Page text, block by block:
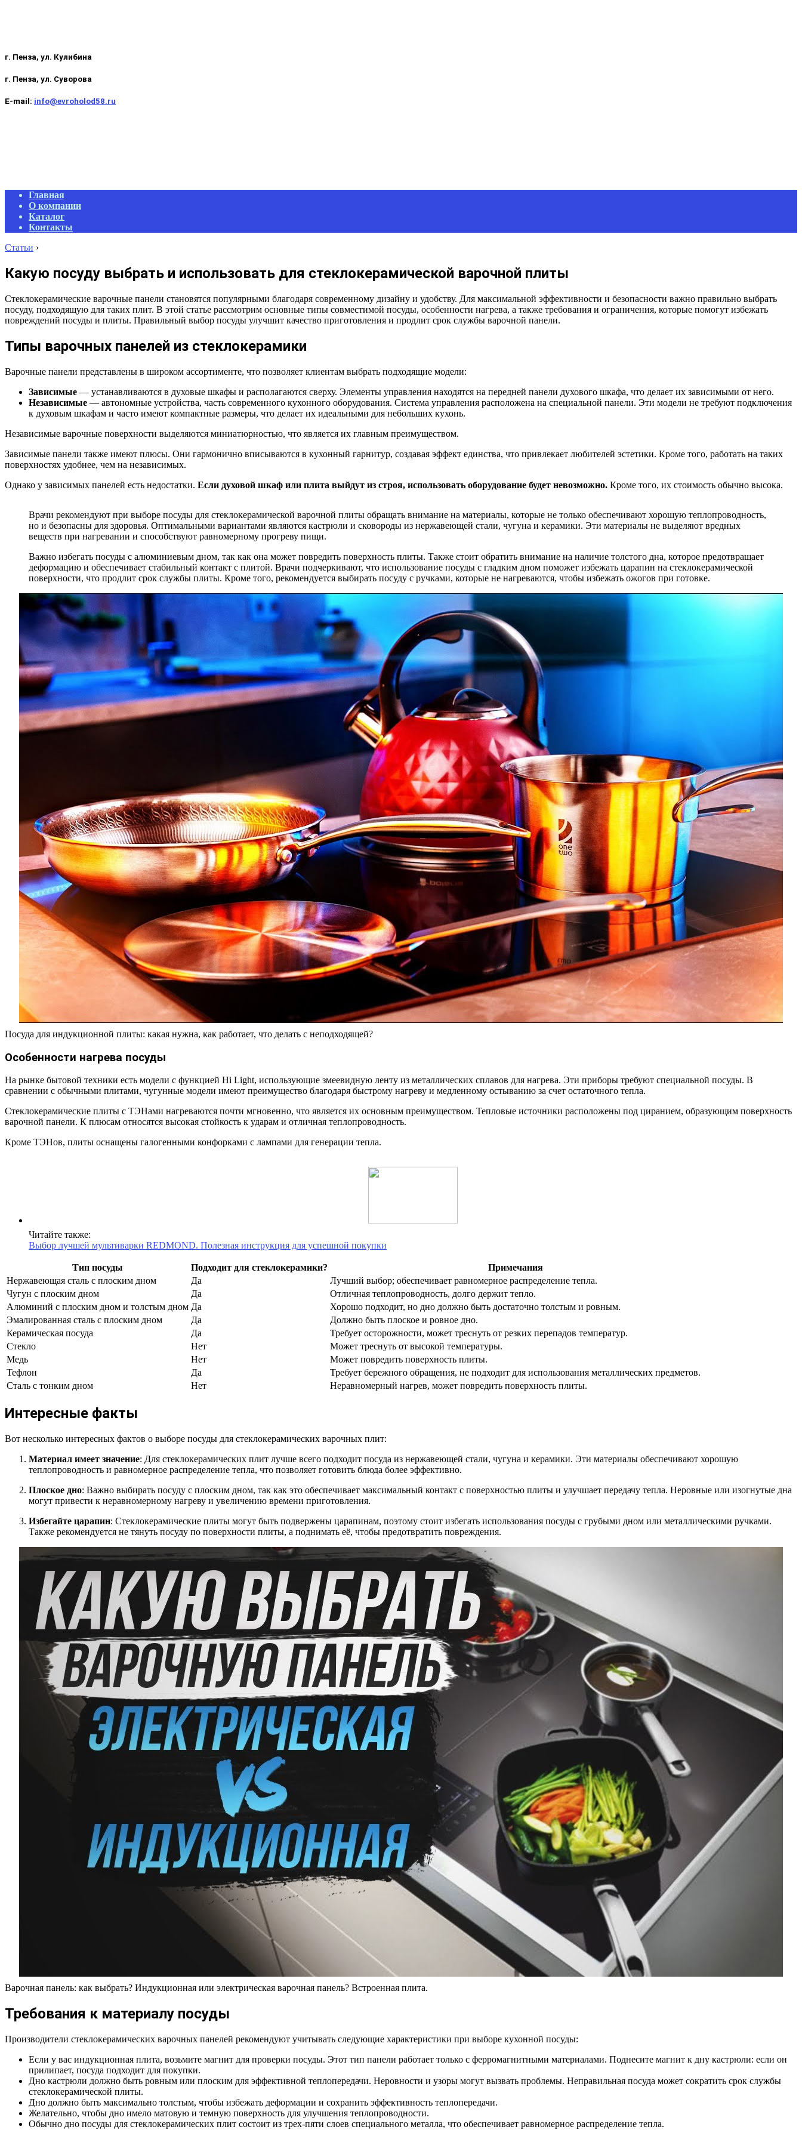
г. Пенза, ул. Кулибина
г. Пенза, ул. Суворова
E-mail: info@evroholod58.ru
Primary
Navigation
Menu
Главная
О компании
Каталог
Контакты
Статьи ›
Какую посуду выбрать и использовать для стеклокерамической варочной плиты
Стеклокерамические варочные панели становятся популярными благодаря современному дизайну и удобству. Для максимальной эффективности и безопасности важно правильно выбрать
посуду, подходящую для таких плит. В этой статье рассмотрим основные типы совместимой посуды, особенности нагрева, а также требования и ограничения, которые помогут избежать
повреждений посуды и плиты. Правильный выбор посуды улучшит качество приготовления и продлит срок службы варочной панели.
Типы варочных панелей из стеклокерамики
Варочные панели представлены в широком ассортименте, что позволяет клиентам выбрать подходящие модели:
Зависимые — устанавливаются в духовые шкафы и располагаются сверху. Элементы управления находятся на передней панели духового шкафа, что делает их зависимыми от него.
Независимые — автономные устройства, часть современного кухонного оборудования. Система управления расположена на специальной панели. Эти модели не требуют подключения
к духовым шкафам и часто имеют компактные размеры, что делает их идеальными для небольших кухонь.
Независимые варочные поверхности выделяются миниатюрностью, что является их главным преимуществом.
Зависимые панели также имеют плюсы. Они гармонично вписываются в кухонный гарнитур, создавая эффект единства, что привлекает любителей эстетики. Кроме того, работать на таких
поверхностях удобнее, чем на независимых.
Однако у зависимых панелей есть недостатки. Если духовой шкаф или плита выйдут из строя, использовать оборудование будет невозможно. Кроме того, их стоимость обычно высока.
Врачи рекомендуют при выборе посуды для стеклокерамической варочной плиты обращать внимание на материалы, которые не только обеспечивают хорошую теплопроводность,
но и безопасны для здоровья. Оптимальными вариантами являются кастрюли и сковороды из нержавеющей стали, чугуна и керамики. Эти материалы не выделяют вредных
веществ при нагревании и способствуют равномерному прогреву пищи.
Важно избегать посуды с алюминиевым дном, так как она может повредить поверхность плиты. Также стоит обратить внимание на наличие толстого дна, которое предотвращает
деформацию и обеспечивает стабильный контакт с плитой. Врачи подчеркивают, что использование посуды с гладким дном поможет избежать царапин на стеклокерамической
поверхности, что продлит срок службы плиты. Кроме того, рекомендуется выбирать посуду с ручками, которые не нагреваются, чтобы избежать ожогов при готовке.
Посуда для индукционной плиты: какая нужна, как работает, что делать с неподходящей?
Особенности нагрева посуды
На рынке бытовой техники есть модели с функцией Hi Light, использующие змеевидную ленту из металлических сплавов для нагрева. Эти приборы требуют специальной посуды. В
сравнении с обычными плитами, чугунные модели имеют преимущество благодаря быстрому нагреву и медленному остыванию за счет остаточного тепла.
Стеклокерамические плиты с ТЭНами нагреваются почти мгновенно, что является их основным преимуществом. Тепловые источники расположены под циранием, образующим поверхность
варочной панели. К плюсам относятся высокая стойкость к ударам и отличная теплопроводность.
Кроме ТЭНов, плиты оснащены галогенными конфорками с лампами для генерации тепла.
Читайте также:
Выбор лучшей мультиварки REDMOND. Полезная инструкция для успешной покупки
Тип посуды Подходит для стеклокерамики?
Примечания
Нержавеющая сталь с плоским дном
Да
Лучший выбор; обеспечивает равномерное распределение тепла.
Чугун с плоским дном
Да
Отличная теплопроводность, долго держит тепло.
Алюминий с плоским дном и толстым дном Да
Хорошо подходит, но дно должно быть достаточно толстым и ровным.
Эмалированная сталь с плоским дном
Да
Должно быть плоское и ровное дно.
Керамическая посуда
Да
Требует осторожности, может треснуть от резких перепадов температур.
Стекло
Нет
Может треснуть от высокой температуры.
Медь
Нет
Может повредить поверхность плиты.
Тефлон
Да
Требует бережного обращения, не подходит для использования металлических предметов.
Сталь с тонким дном
Нет Неравномерный нагрев, может повредить поверхность плиты.
Интересные факты
Вот несколько интересных фактов о выборе посуды для стеклокерамических варочных плит:
Материал имеет значение: Для стеклокерамических плит лучше всего подходит посуда из нержавеющей стали, чугуна и керамики. Эти материалы обеспечивают хорошую
теплопроводность и равномерное распределение тепла, что позволяет готовить блюда более эффективно.
Плоское дно: Важно выбирать посуду с плоским дном, так как это обеспечивает максимальный контакт с поверхностью плиты и улучшает передачу тепла. Неровные или изогнутые дна
могут привести к неравномерному нагреву и увеличению времени приготовления.
Избегайте царапин: Стеклокерамические плиты могут быть подвержены царапинам, поэтому стоит избегать использования посуды с грубыми дном или металлическими ручками.
Также рекомендуется не тянуть посуду по поверхности плиты, а поднимать её, чтобы предотвратить повреждения.
Варочная панель: как выбрать? Индукционная или электрическая варочная панель? Встроенная плита.
Требования к материалу посуды
Производители стеклокерамических варочных панелей рекомендуют учитывать следующие характеристики при выборе кухонной посуды:
Если у вас индукционная плита, возьмите магнит для проверки посуды. Этот тип панели работает только с ферромагнитными материалами. Поднесите магнит к дну кастрюли: если он
прилипает, посуда подходит для покупки.
Дно кастрюли должно быть ровным или плоским для эффективной теплопередачи. Неровности и узоры могут вызвать проблемы. Неправильная посуда может сократить срок службы
стеклокерамической плиты.
Дно должно быть максимально толстым, чтобы избежать деформации и сохранить эффективность теплопередачи.
Желательно, чтобы дно имело матовую и темную поверхность для улучшения теплопроводности.
Обычно дно посуды для стеклокерамических плит состоит из трех-пяти слоев специального металла, что обеспечивает равномерное распределение тепла.